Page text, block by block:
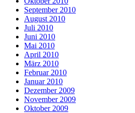
September 2010
August 2010
Juli 2010
Juni 2010
Mai 2010
April 2010
März 2010
Februar 2010
Januar 2010
Dezember 2009
November 2009
Oktober 2009